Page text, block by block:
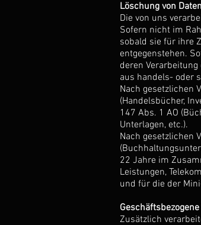
Löschung von Daten
Die von uns
Sofern nicht im
sobald sie für ihre
entgegenstehen.
deren
aus handels- oder
Nach gesetzlichen
(Handelsbücher,
147 Abs. 1 AO
Unterlagen, etc.).
Nach gesetzlichen
22 Jahre im
Leistungen,
und für die der
Zusätzlich